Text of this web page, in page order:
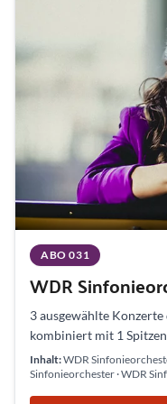
ABO 031
WDR
3 ausgewählte
kombiniert mit 1
Inhalt:WDR
Sinfonieorchester · WDR